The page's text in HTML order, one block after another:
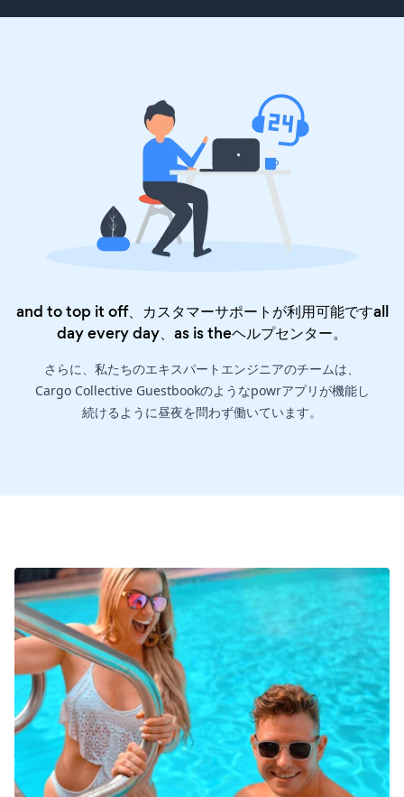
and to top it off、カスタマーサポートが利用可能ですall
day every day、as is theヘルプセンター。
さらに、私たちのエキスパートエンジニアのチームは、
Cargo Collective Guestbookのようなpowrアプリが機能し
続けるように昼夜を問わず働いています。